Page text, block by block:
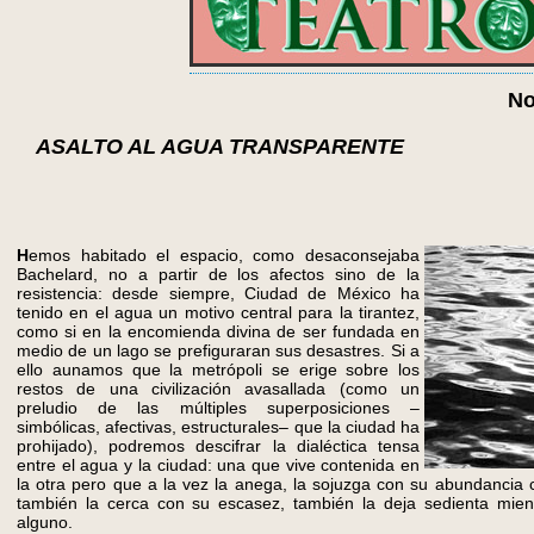
ASALTO AL AGUA TRANSPARENTE
Hemos habitado el espacio, como desaconsejaba
Bachelard, no a partir de los afectos sino de la
resistencia: desde siempre, Ciudad de México ha
tenido en el agua un motivo central para la tirantez,
como si en la encomienda divina de ser fundada en
medio de un lago se prefiguraran sus desastres. Si a
ello aunamos que la metrópoli se erige sobre los
restos de una civilización avasallada (como un
preludio de las múltiples superposiciones –
simbólicas, afectivas, estructurales– que la ciudad ha
prohijado), podremos descifrar la dialéctica tensa
entre el agua y la ciudad: una que vive contenida en
la otra pero que a la vez la anega, la sojuzga con su abundancia
también la cerca con su escasez, también la deja sedienta
alguno.